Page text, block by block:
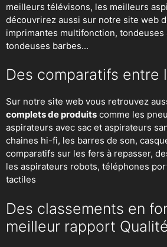
meilleurs télévisons, les meilleurs
découvrirez aussi sur notre site web
imprimantes multifonction, tondeuses
tondeuses barbes...
Des comparatifs entre
Sur notre site web vous retrouvez
complets de produits comme les
aspirateurs avec sac et aspirateurs
chaines hi-fi, les barres de son,
comparatifs sur les fers à repasser,
les aspirateurs robots, téléphones
tactiles
Des classements en
meilleur rapport